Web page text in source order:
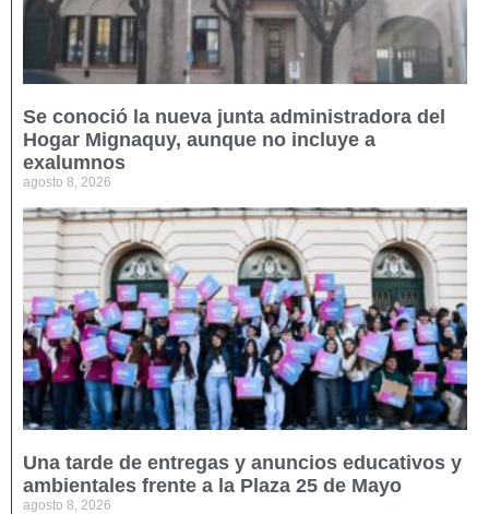
Se conoció la nueva junta administradora del
Hogar Mignaquy, aunque no incluye a
exalumnos
agosto 8, 2026
Una tarde de entregas y anuncios educativos y
ambientales frente a la Plaza 25 de Mayo
agosto 8, 2026